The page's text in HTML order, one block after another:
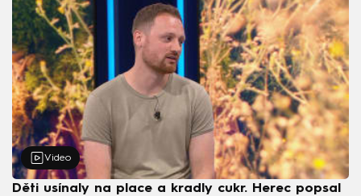
Video
Děti usínaly na place a kradly cukr. Herec popsal